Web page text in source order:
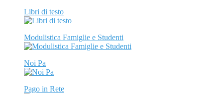
Libri di testo
Modulistica Famiglie e Studenti
Noi Pa
Pago in Rete